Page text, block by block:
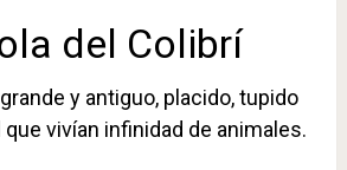
del Colibrí
y antiguo, placido, tupido
vivían infinidad de animales.